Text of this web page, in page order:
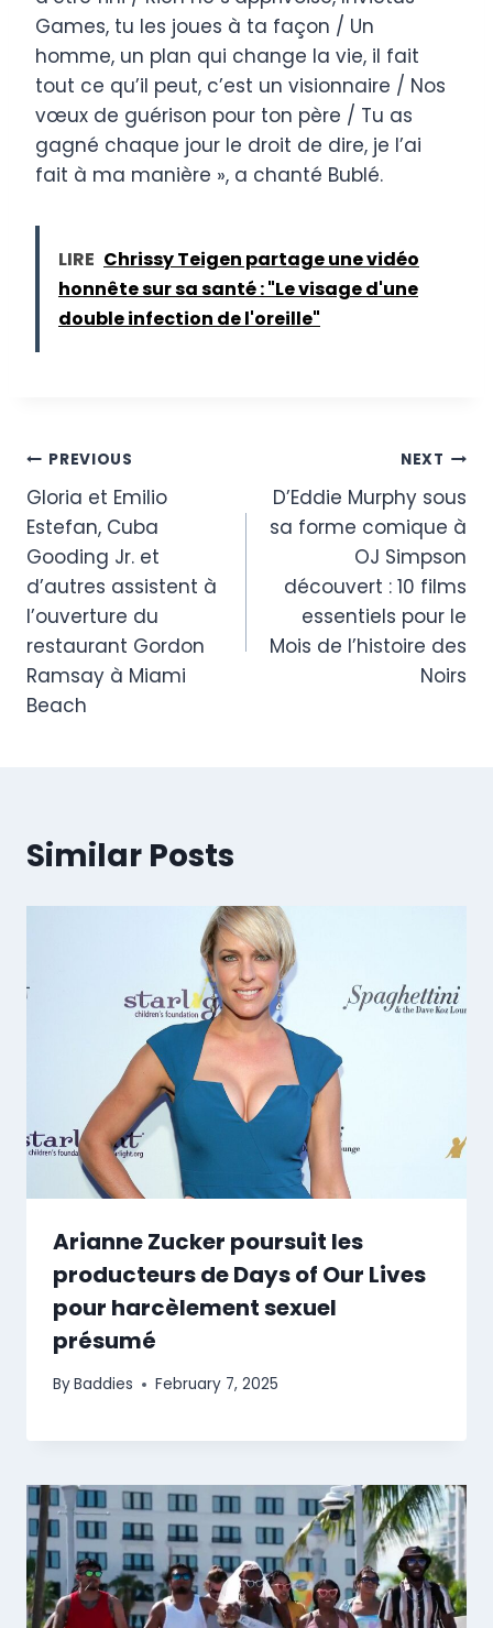
Games, tu les joues à ta façon / Un
homme, un plan qui change la vie, il fait
tout ce qu’il peut, c’est un visionnaire / Nos
vœux de guérison pour ton père / Tu as
gagné chaque jour le droit de dire, je l’ai
fait à ma manière », a chanté Bublé.
LIRE Chrissy Teigen partage une vidéo
honnête sur sa santé : "Le visage d'une
double infection de l'oreille"
Post
navigation
PREVIOUS
Gloria et Emilio
Estefan, Cuba
Gooding Jr. et
d’autres assistent à
l’ouverture du
restaurant Gordon
Ramsay à Miami
Beach
NEXT
D’Eddie Murphy sous
sa forme comique à
OJ Simpson
découvert : 10 films
essentiels pour le
Mois de l’histoire des
Noirs
Similar Posts
Arianne Zucker poursuit les
producteurs de Days of Our Lives
pour harcèlement sexuel
présumé
ByBaddies February 7, 2025